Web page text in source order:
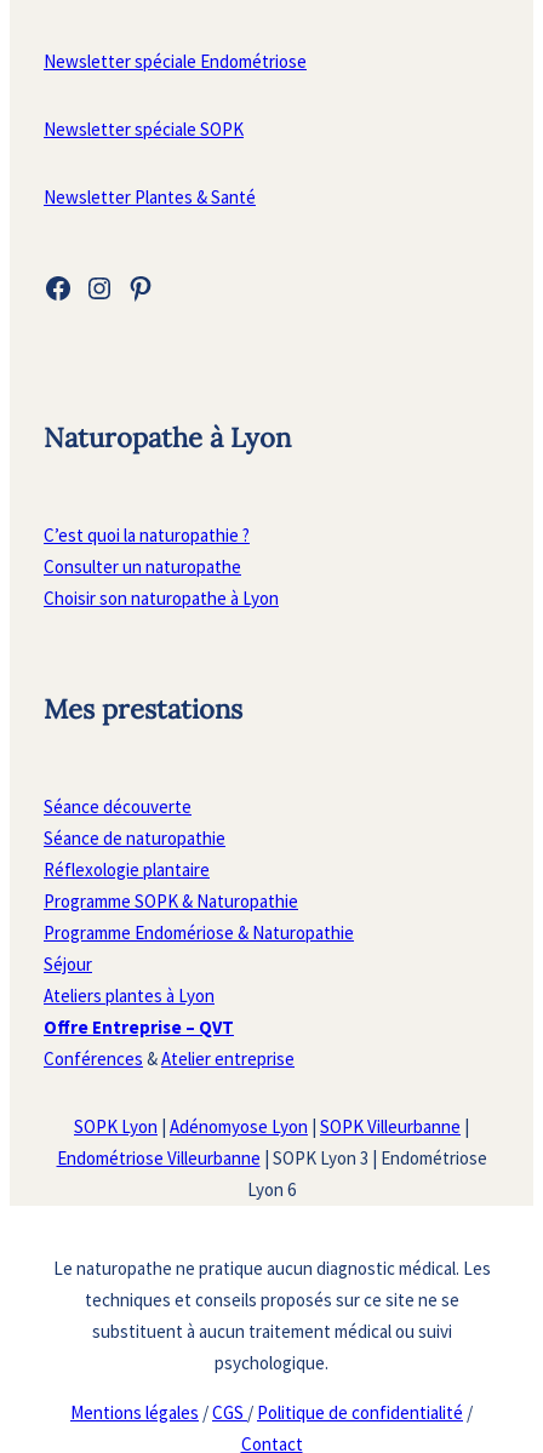
Newsletter spéciale Endométriose
Newsletter spéciale SOPK
Newsletter Plantes & Santé
Facebook Instagram Pinterest
Naturopathe à Lyon
C’est quoi la naturopathie ?
Consulter un naturopathe
Choisir son naturopathe à Lyon
Mes prestations
Séance découverte
Séance de naturopathie
Réflexologie plantaire
Programme SOPK & Naturopathie
Programme Endomériose & Naturopathie
Séjour
Ateliers plantes à Lyon
Offre Entreprise – QVT
Conférences &Atelier entreprise
SOPK Lyon | Adénomyose Lyon | SOPK Villeurbanne |
Endométriose Villeurbanne | SOPK Lyon 3 | Endométriose
Lyon 6
Le naturopathe ne pratique aucun diagnostic médical. Les
techniques et conseils proposés sur ce site ne se
substituent à aucun traitement médical ou suivi
psychologique.
Mentions légales /CGS / Politique de confidentialité /
Contact